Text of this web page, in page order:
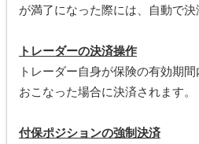
が満了になった際には、自動で決
トレーダーの決済操作
トレーダー自身が保険の有効期
おこなった場合に決済されます。
付保ポジションの強制決済